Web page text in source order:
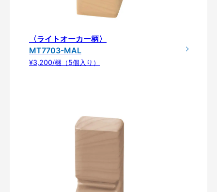
〈ライトオーカー柄〉
MT7703-MAL
¥3,200/梱（5個入り）